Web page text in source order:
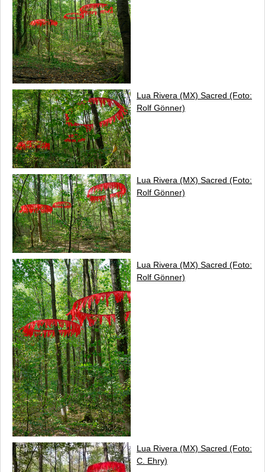
Lua Rivera (MX) Sacred (Foto:
Rolf Gönner)
Lua Rivera (MX) Sacred (Foto:
Rolf Gönner)
Lua Rivera (MX) Sacred (Foto:
Rolf Gönner)
Lua Rivera (MX) Sacred (Foto:
C. Ehry)